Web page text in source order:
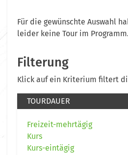
Für die gewünschte Auswahl
leider keine Tour im Programm.
Filterung
Klick auf ein Kriterium filtert
TOURDAUER
Freizeit-mehrtägig
Kurs
Kurs-eintägig